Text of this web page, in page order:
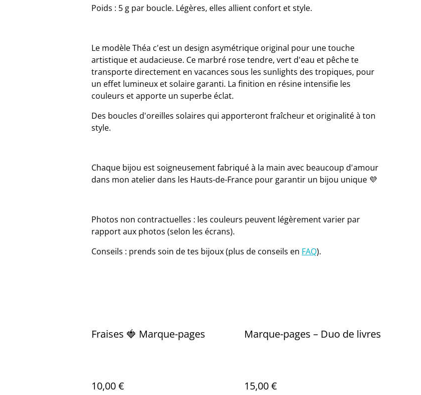
Poids : 5 g par boucle. Légères, elles allient confort et style.
Le modèle Théa c'est un design asymétrique original pour une touche
artistique et audacieuse. Ce marbré rose tendre, vert d'eau et pêche te
transporte directement en vacances sous les sunlights des tropiques, pour
un effet lumineux et solaire garanti. La finition en résine intensifie les
couleurs et apporte un superbe éclat.
Des boucles d'oreilles solaires qui apporteront fraîcheur et originalité à ton
style.
Chaque bijou est soigneusement fabriqué à la main avec beaucoup d'amour
dans mon atelier dans les Hauts-de-France pour garantir un bijou unique 💜
Photos non contractuelles : les couleurs peuvent légèrement varier par
rapport aux photos (selon les écrans).
Conseils : prends soin de tes bijoux (plus de conseils en FAQ).
Fraises 🍓 Marque-pages
10,00 €
Marque-pages – Duo de livres
15,00 €